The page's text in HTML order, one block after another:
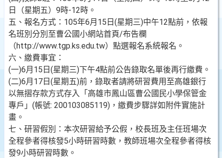
日（星期五）9時-12時。
五、報名方式：105年6月15日(星期三)中午12點前，依報
名班別分別至曹公國小網站首頁/布告欄
（http://www.tgp.ks.edu.tw）點選報名系統報名。
六、繳費事宜：
(一)6月15日(星期三)下午4點前公告錄取名單後再行繳費。
(二)6月17日(星期五)前，錄取者請將研習費用至高雄銀行
以無摺存款方式存入「高雄市鳳山區曹公國民小學保管金
專戶」(帳號: 200103085119)，繳費步驟詳如附件實施計
畫。
七、研習假別：本次研習給予公假，校長班及主任班場次
全程參者得核發5小時研習時數，教師班場次全程參者得核
發9小時研習時數。